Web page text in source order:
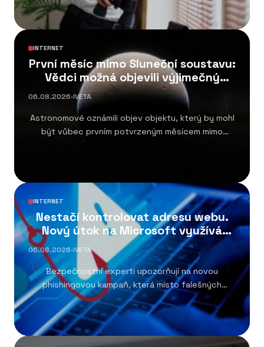
INTERNET
První měsíc mimo Sluneční soustavu:
Vědci možná objevili výjimečný
systém
06.08.2026·IVETA
Astronomové oznámili objev objektu, který by mohl
být vůbec prvním potvrzeným měsícem mimo
INTERNET
Nestačí kontrolovat adresu webu.
Nový útok na Microsoft využívá
oficiální portál
06.08.2026·IVETA
Bezpečnostní experti upozorňují na novou
phishingovou kampaň, která místo falešných
přihlašovacích stránek využívá skutečný
přihlašovací...